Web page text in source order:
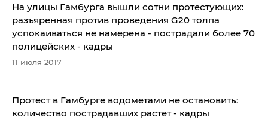
На улицы Гамбурга вышли сотни протестующих:
разъяренная против проведения G20 толпа
успокаиваться не намерена - пострадали более 70
полицейских - кадры
11 июля 2017
Протест в Гамбурге водометами не остановить:
количество пострадавших растет - кадры